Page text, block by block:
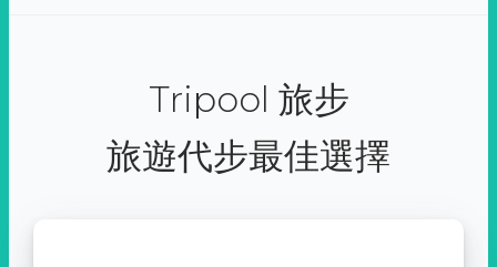
Tripool 旅步
旅遊代步最佳選擇